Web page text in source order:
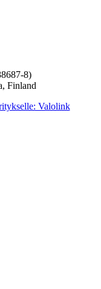
8)
Finland
Valolink